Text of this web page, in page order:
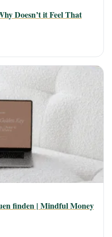
Doesn’t it Feel That
finden | Mindful Money